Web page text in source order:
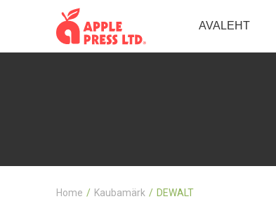
AVALEHT
Home Kaubamärk DEWALT